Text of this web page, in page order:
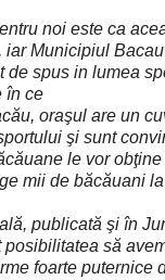
noi este ca
iar Municipiul
de spus in lumea
în ce
oraşul are un
şi sunt
le vor
mii de băcăuani
publicată şi în
să
foarte puternice